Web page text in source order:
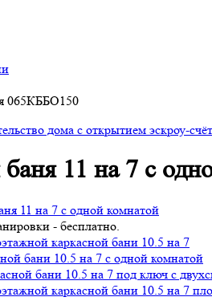
065КББО150
баня 11 на 7 с
- бесплатно.